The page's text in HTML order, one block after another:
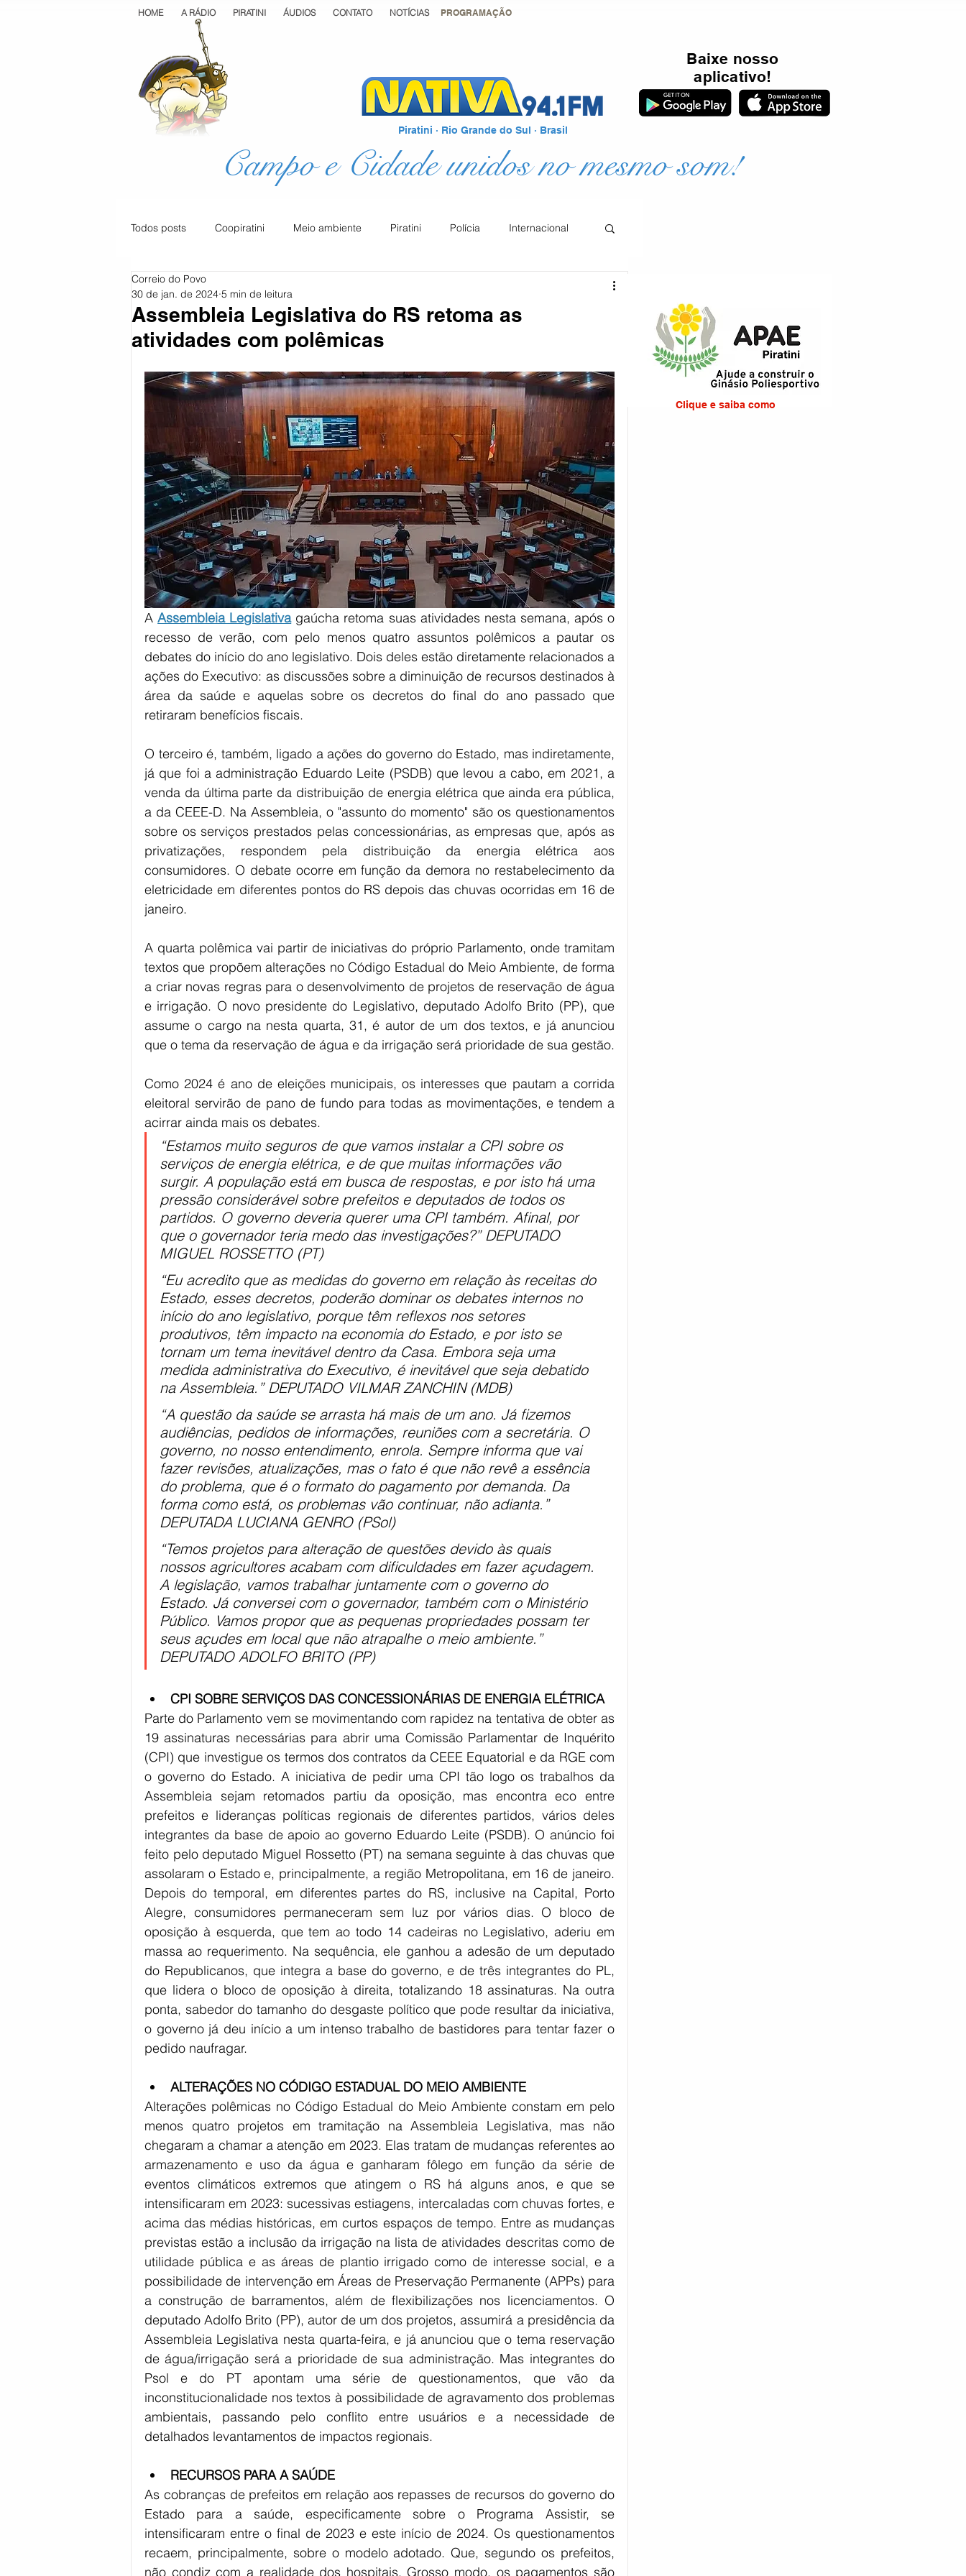
Campo e Cidade unidos no mesmo som!
Piratini · Rio Grande do Sul · Brasil
HOME A RÁDIO PIRATINI ÁUDIOS CONTATO NOTÍCIAS PROGRAMAÇÃO
Baixe nosso
aplicativo!
Todos posts Coopiratini Meio ambiente Piratini Polícia Internacional
Geral
Coronavírus Política Região Sul
Esportes
Assembleia Legislativa do RS retoma as
atividades com polêmicas
Correio do Povo
30 de jan. de 2024 5 min de leitura
A Assembleia Legislativa gaúcha retoma suas atividades nesta semana, após o
recesso de verão, com pelo menos quatro assuntos polêmicos a pautar os
debates do início do ano legislativo. Dois deles estão diretamente relacionados a
ações do Executivo: as discussões sobre a diminuição de recursos destinados à
área da saúde e aquelas sobre os decretos do final do ano passado que
retiraram benefícios fiscais.
O terceiro é, também, ligado a ações do governo do Estado, mas indiretamente,
já que foi a administração Eduardo Leite (PSDB) que levou a cabo, em 2021, a
venda da última parte da distribuição de energia elétrica que ainda era pública,
a da CEEE-D. Na Assembleia, o "assunto do momento" são os questionamentos
sobre os serviços prestados pelas concessionárias, as empresas que, após as
privatizações, respondem pela distribuição da energia elétrica aos
consumidores. O debate ocorre em função da demora no restabelecimento da
eletricidade em diferentes pontos do RS depois das chuvas ocorridas em 16 de
janeiro.
A quarta polêmica vai partir de iniciativas do próprio Parlamento, onde tramitam
textos que propõem alterações no Código Estadual do Meio Ambiente, de forma
a criar novas regras para o desenvolvimento de projetos de reservação de água
e irrigação. O novo presidente do Legislativo, deputado Adolfo Brito (PP), que
assume o cargo na nesta quarta, 31, é autor de um dos textos, e já anunciou
que o tema da reservação de água e da irrigação será prioridade de sua gestão.
Como 2024 é ano de eleições municipais, os interesses que pautam a corrida
eleitoral servirão de pano de fundo para todas as movimentações, e tendem a
acirrar ainda mais os debates.
“Estamos muito seguros de que vamos instalar a CPI sobre os
serviços de energia elétrica, e de que muitas informações vão
surgir. A população está em busca de respostas, e por isto há uma
pressão considerável sobre prefeitos e deputados de todos os
partidos. O governo deveria querer uma CPI também. Afinal, por
que o governador teria medo das investigações?” DEPUTADO
MIGUEL ROSSETTO (PT)
“Eu acredito que as medidas do governo em relação às receitas do
Estado, esses decretos, poderão dominar os debates internos no
início do ano legislativo, porque têm reflexos nos setores
produtivos, têm impacto na economia do Estado, e por isto se
tornam um tema inevitável dentro da Casa. Embora seja uma
medida administrativa do Executivo, é inevitável que seja debatido
na Assembleia.” DEPUTADO VILMAR ZANCHIN (MDB)
“A questão da saúde se arrasta há mais de um ano. Já fizemos
audiências, pedidos de informações, reuniões com a secretária. O
governo, no nosso entendimento, enrola. Sempre informa que vai
fazer revisões, atualizações, mas o fato é que não revê a essência
do problema, que é o formato do pagamento por demanda. Da
forma como está, os problemas vão continuar, não adianta.”
DEPUTADA LUCIANA GENRO (PSol)
“Temos projetos para alteração de questões devido às quais
nossos agricultores acabam com dificuldades em fazer açudagem.
A legislação, vamos trabalhar juntamente com o governo do
Estado. Já conversei com o governador, também com o Ministério
Público. Vamos propor que as pequenas propriedades possam ter
seus açudes em local que não atrapalhe o meio ambiente.”
DEPUTADO ADOLFO BRITO (PP)
CPI SOBRE SERVIÇOS DAS CONCESSIONÁRIAS DE ENERGIA ELÉTRICA
Parte do Parlamento vem se movimentando com rapidez na tentativa de obter as
19 assinaturas necessárias para abrir uma Comissão Parlamentar de Inquérito
(CPI) que investigue os termos dos contratos da CEEE Equatorial e da RGE com
o governo do Estado. A iniciativa de pedir uma CPI tão logo os trabalhos da
Assembleia sejam retomados partiu da oposição, mas encontra eco entre
prefeitos e lideranças políticas regionais de diferentes partidos, vários deles
integrantes da base de apoio ao governo Eduardo Leite (PSDB). O anúncio foi
feito pelo deputado Miguel Rossetto (PT) na semana seguinte à das chuvas que
assolaram o Estado e, principalmente, a região Metropolitana, em 16 de janeiro.
Depois do temporal, em diferentes partes do RS, inclusive na Capital, Porto
Alegre, consumidores permaneceram sem luz por vários dias. O bloco de
oposição à esquerda, que tem ao todo 14 cadeiras no Legislativo, aderiu em
massa ao requerimento. Na sequência, ele ganhou a adesão de um deputado
do Republicanos, que integra a base do governo, e de três integrantes do PL,
que lidera o bloco de oposição à direita, totalizando 18 assinaturas. Na outra
ponta, sabedor do tamanho do desgaste político que pode resultar da iniciativa,
o governo já deu início a um intenso trabalho de bastidores para tentar fazer o
pedido naufragar.
ALTERAÇÕES NO CÓDIGO ESTADUAL DO MEIO AMBIENTE
Alterações polêmicas no Código Estadual do Meio Ambiente constam em pelo
menos quatro projetos em tramitação na Assembleia Legislativa, mas não
chegaram a chamar a atenção em 2023. Elas tratam de mudanças referentes ao
armazenamento e uso da água e ganharam fôlego em função da série de
eventos climáticos extremos que atingem o RS há alguns anos, e que se
intensificaram em 2023: sucessivas estiagens, intercaladas com chuvas fortes, e
acima das médias históricas, em curtos espaços de tempo. Entre as mudanças
previstas estão a inclusão da irrigação na lista de atividades descritas como de
utilidade pública e as áreas de plantio irrigado como de interesse social, e a
possibilidade de intervenção em Áreas de Preservação Permanente (APPs) para
a construção de barramentos, além de flexibilizações nos licenciamentos. O
deputado Adolfo Brito (PP), autor de um dos projetos, assumirá a presidência da
Assembleia Legislativa nesta quarta-feira, e já anunciou que o tema reservação
de água/irrigação será a prioridade de sua administração. Mas integrantes do
Psol e do PT apontam uma série de questionamentos, que vão da
inconstitucionalidade nos textos à possibilidade de agravamento dos problemas
ambientais, passando pelo conflito entre usuários e a necessidade de
detalhados levantamentos de impactos regionais.
RECURSOS PARA A SAÚDE
As cobranças de prefeitos em relação aos repasses de recursos do governo do
Estado para a saúde, especificamente sobre o Programa Assistir, se
intensificaram entre o final de 2023 e este início de 2024. Os questionamentos
recaem, principalmente, sobre o modelo adotado. Que, segundo os prefeitos,
não condiz com a realidade dos hospitais. Grosso modo, os pagamentos são
Clique e saiba como